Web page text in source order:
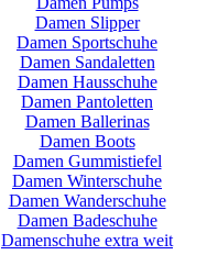
Damen Slipper
Damen Sportschuhe
Damen Sandaletten
Damen Hausschuhe
Damen Pantoletten
Damen Ballerinas
Damen Boots
Damen Gummistiefel
Damen Winterschuhe
Damen Wanderschuhe
Damen Badeschuhe
Damenschuhe extra weit